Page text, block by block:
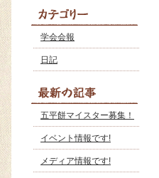
学会会報
日記
五平餅マイスター募集！
イベント情報です!
メディア情報です!